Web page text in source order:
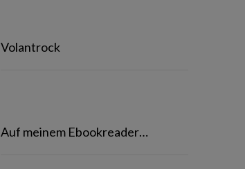
Volantrock
Auf meinem Ebookreader…